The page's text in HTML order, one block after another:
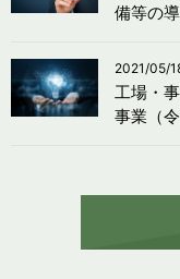
備等の
2021/05/
工場・
事業（